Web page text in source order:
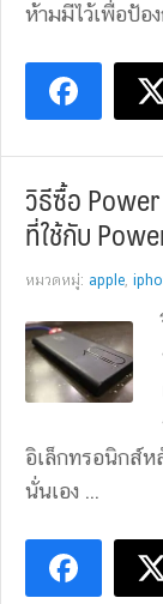
ห้ามมีไว้เพื่อป้อ
วิธีซื้อ
ที่ใช้กับ
หมวดหมู่: apple,
อิเล็กทรอนิกส์
นั่นเอง ...